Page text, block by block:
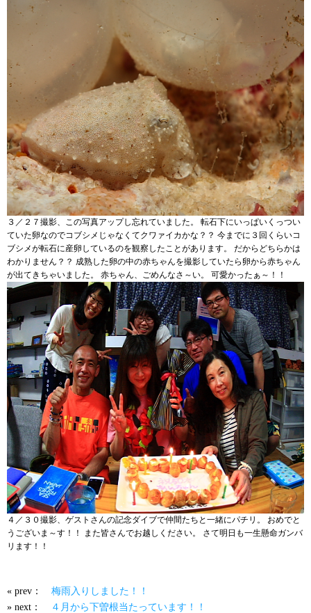
３／２７撮影、この写真アップし忘れていました。 転石下にいっぱいくっつい
ていた卵なのでコブシメじゃなくてクワァイカかな？？ 今までに３回くらいコ
ブシメが転石に産卵しているのを観察したことがあります。 だからどちらかは
わかりません？？ 成熟した卵の中の赤ちゃんを撮影していたら卵から赤ちゃん
が出てきちゃいました。 赤ちゃん、ごめんなさ～い。 可愛かったぁ～！！
４／３０撮影、ゲストさんの記念ダイブで仲間たちと一緒にパチリ。 おめでと
うございま～す！！ また皆さんでお越しください。 さて明日も一生懸命ガンバ
リます！！
« prev： 梅雨入りしました！！
» next：
４月から下曽根当たっています！！